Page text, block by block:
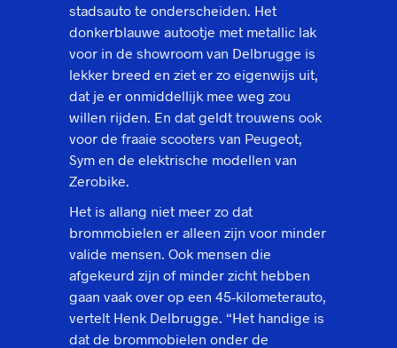
stadsauto te onderscheiden. Het
donkerblauwe autootje met metallic lak
voor in de showroom van Delbrugge is
lekker breed en ziet er zo eigenwijs uit,
dat je er onmiddellijk mee weg zou
willen rijden. En dat geldt trouwens ook
voor de fraaie scooters van Peugeot,
Sym en de elektrische modellen van
Zerobike.
Het is allang niet meer zo dat
brommobielen er alleen zijn voor minder
valide mensen. Ook mensen die
afgekeurd zijn of minder zicht hebben
gaan vaak over op een 45-kilometerauto,
vertelt Henk Delbrugge. “Het handige is
dat de brommobielen onder de